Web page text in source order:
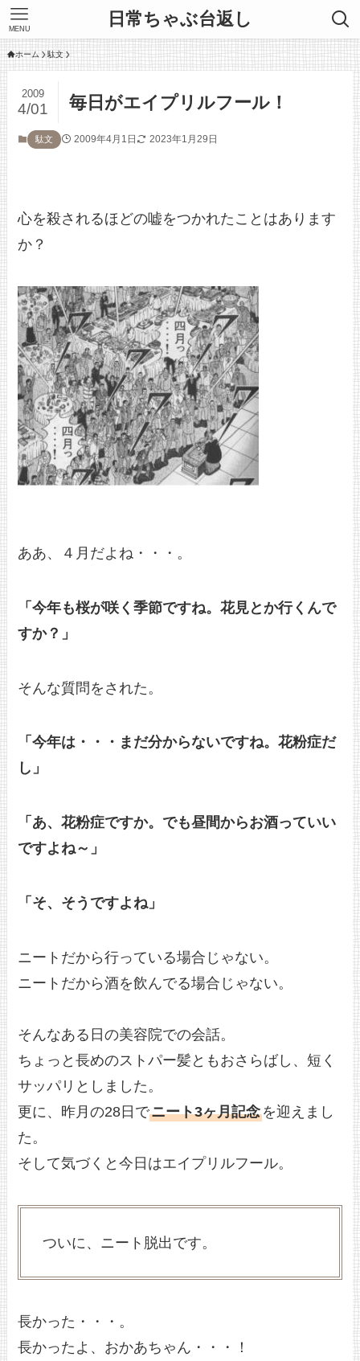
日常ちゃぶ台返し
MENU
ホーム 駄文
毎日がエイプリルフール！
2009
4/01
駄文 2009年4月1日 2023年1月29日
心を殺されるほどの嘘をつかれたことはあります
か？
ああ、４月だよね・・・。
「今年も桜が咲く季節ですね。花見とか行くんで
すか？」
そんな質問をされた。
「今年は・・・まだ分からないですね。花粉症だ
し」
「あ、花粉症ですか。でも昼間からお酒っていい
ですよね～」
「そ、そうですよね」
ニートだから行っている場合じゃない。
ニートだから酒を飲んでる場合じゃない。
そんなある日の美容院での会話。
ちょっと長めのストパー髪ともおさらばし、短く
サッパリとしました。
更に、昨月の28日でニート3ヶ月記念を迎えまし
た。
そして気づくと今日はエイプリルフール。
ついに、ニート脱出です。
長かった・・・。
長かったよ、おかあちゃん・・・！